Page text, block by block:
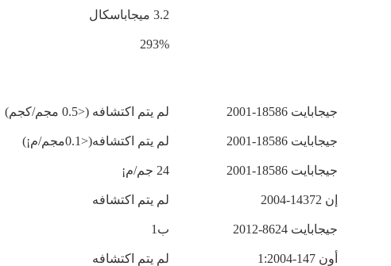
3.2 ميجاباسكال
293%
جيجابايت 18586-2001 لم يتم اكتشافه (<0.5 مجم/كجم)
جيجابايت 18586-2001 لم يتم اكتشافه(<0.1مجم/م¡)
جيجابايت 18586-2001 24 جم/م¡
إن 14372-2004 لم يتم اكتشافه
جيجابايت 8624-2012 ب1
أون 147-1:2004 لم يتم اكتشافه